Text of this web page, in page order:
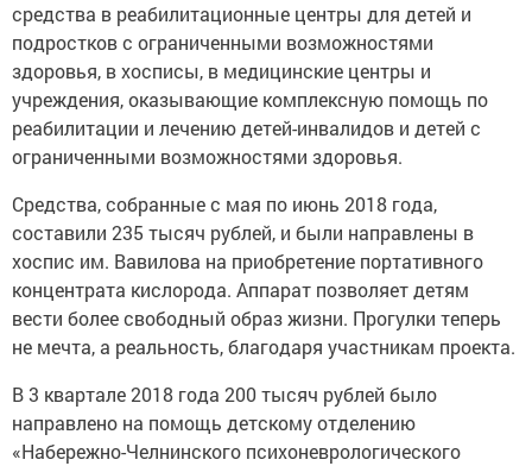
средства в реабилитационные центры для детей и
подростков с ограниченными возможностями
здоровья, в хосписы, в медицинские центры и
учреждения, оказывающие комплексную помощь по
реабилитации и лечению детей-инвалидов и детей с
ограниченными возможностями здоровья.
Средства, собранные с мая по июнь 2018 года,
составили 235 тысяч рублей, и были направлены в
хоспис им. Вавилова на приобретение портативного
концентрата кислорода. Аппарат позволяет детям
вести более свободный образ жизни. Прогулки теперь
не мечта, а реальность, благодаря участникам проекта.
В 3 квартале 2018 года 200 тысяч рублей было
направлено на помощь детскому отделению
«Набережно-Челнинского психоневрологического